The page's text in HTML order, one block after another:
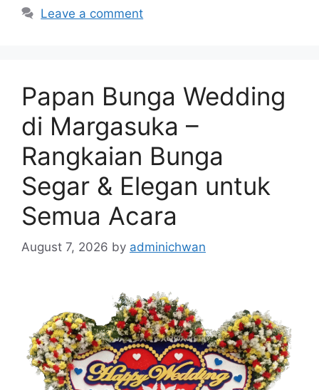
Leave a comment
Papan Bunga Wedding
di Margasuka –
Rangkaian Bunga
Segar & Elegan untuk
Semua Acara
August 7, 2026 by adminichwan